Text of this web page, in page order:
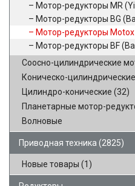
Мотор-редукторы MR
Мотор-редукторы BG
Мотор-редукторы
Мотор-редукторы BF
Соосно-цилиндрические
Коническо-
Цилиндро-конические (32)
Планетарные мотор-
Волновые
Приводная техника (2825)
Новые товары (1)